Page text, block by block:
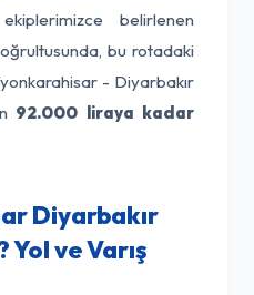
belirlenen
bu rotadaki
- Diyarbakır
92.000 liraya kadar
Diyarbakır
Yol ve Varış